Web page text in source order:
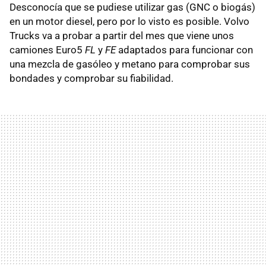
Desconocía que se pudiese utilizar gas (GNC o biogás)
en un motor diesel, pero por lo visto es posible. Volvo
Trucks va a probar a partir del mes que viene unos
camiones Euro5 FL y FEadaptados para funcionar con
una mezcla de gasóleo y metano para comprobar sus
bondades y comprobar su fiabilidad.